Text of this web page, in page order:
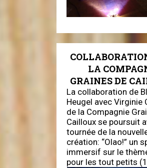
LA
GRAINES DE
La collaboration de
Heugel avec Virginie
de la Compagnie
Cailloux se poursuit
tournée de la
création: “Olao!” un
immersif sur le
pour les tout petits